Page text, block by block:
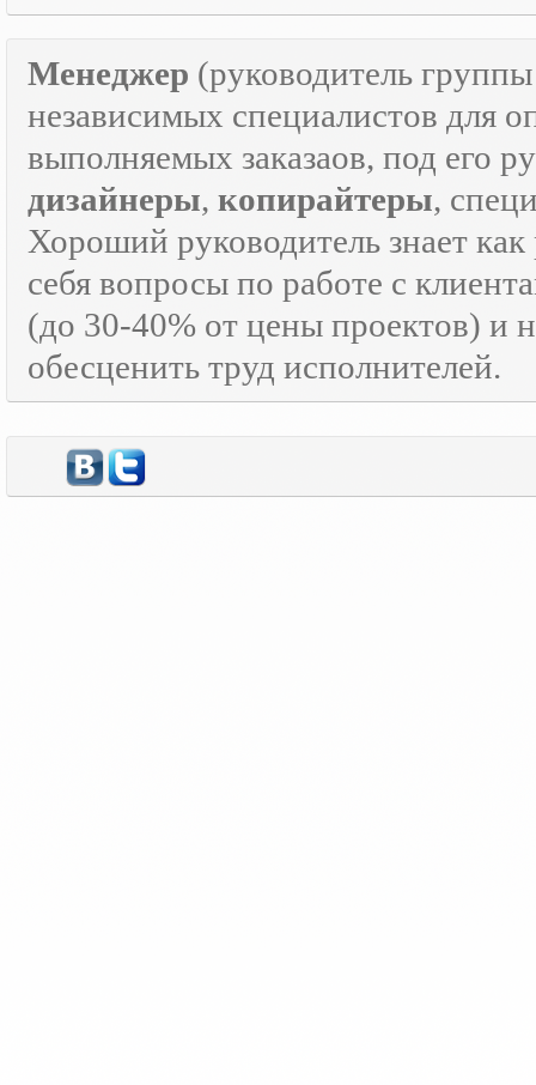
Менеджер (руководитель
независимых специалистов для
выполняемых заказаов, под его
дизайнеры, копирайтеры,
Хороший руководитель знает
себя вопросы по работе с
(до 30-40% от цены проектов) и
обесценить труд исполнителей.